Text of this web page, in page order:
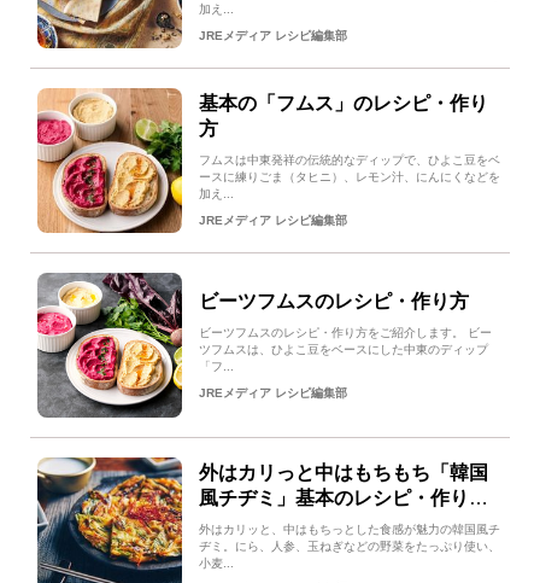
加え...
JREメディア レシピ編集部
基本の「フムス」のレシピ・作り
方
フムスは中東発祥の伝統的なディップで、ひよこ豆をベ
ースに練りごま（タヒニ）、レモン汁、にんにくなどを
加え...
JREメディア レシピ編集部
ビーツフムスのレシピ・作り方
ビーツフムスのレシピ・作り方をご紹介します。 ビー
ツフムスは、ひよこ豆をベースにした中東のディップ
「フ...
JREメディア レシピ編集部
外はカリっと中はもちもち「韓国
風チヂミ」基本のレシピ・作り
方！副菜やおつまみにもぴったり
外はカリッと、中はもちっとした食感が魅力の韓国風チ
ヂミ。にら、人参、玉ねぎなどの野菜をたっぷり使い、
小麦...